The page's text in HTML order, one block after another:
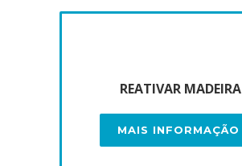
REATIVAR MADEIRA
MAIS INFORMAÇÃO